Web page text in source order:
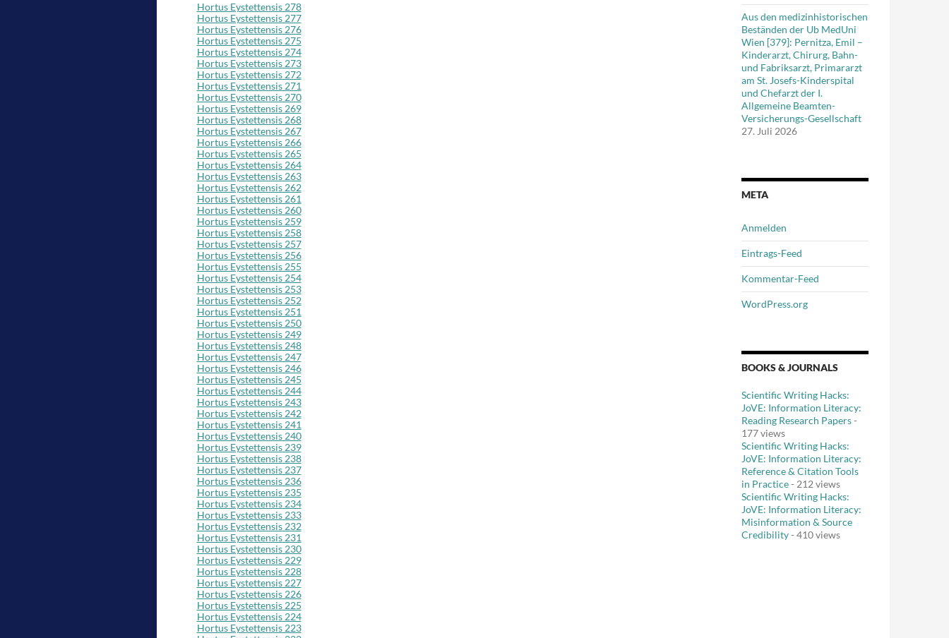
Hortus Eystettensis 278
Hortus Eystettensis 277
Hortus Eystettensis 276
Hortus Eystettensis 275
Hortus Eystettensis 274
Hortus Eystettensis 273
Hortus Eystettensis 272
Hortus Eystettensis 271
Hortus Eystettensis 270
Hortus Eystettensis 269
Hortus Eystettensis 268
Hortus Eystettensis 267
Hortus Eystettensis 266
Hortus Eystettensis 265
Hortus Eystettensis 264
Hortus Eystettensis 263
Hortus Eystettensis 262
Hortus Eystettensis 261
Hortus Eystettensis 260
Hortus Eystettensis 259
Hortus Eystettensis 258
Hortus Eystettensis 257
Hortus Eystettensis 256
Hortus Eystettensis 255
Hortus Eystettensis 254
Hortus Eystettensis 253
Hortus Eystettensis 252
Hortus Eystettensis 251
Hortus Eystettensis 250
Hortus Eystettensis 249
Hortus Eystettensis 248
Hortus Eystettensis 247
Hortus Eystettensis 246
Hortus Eystettensis 245
Hortus Eystettensis 244
Hortus Eystettensis 243
Hortus Eystettensis 242
Hortus Eystettensis 241
Hortus Eystettensis 240
Hortus Eystettensis 239
Hortus Eystettensis 238
Hortus Eystettensis 237
Hortus Eystettensis 236
Hortus Eystettensis 235
Hortus Eystettensis 234
Hortus Eystettensis 233
Hortus Eystettensis 232
Hortus Eystettensis 231
Hortus Eystettensis 230
Hortus Eystettensis 229
Hortus Eystettensis 228
Hortus Eystettensis 227
Hortus Eystettensis 226
Hortus Eystettensis 225
Hortus Eystettensis 224
Hortus Eystettensis 223
Aus den medizinhistorischen
Beständen der Ub MedUni
Wien [379]: Pernitza, Emil –
Kinderarzt, Chirurg, Bahn-
und Fabriksarzt, Primararzt
am St. Josefs-Kinderspital
und Chefarzt der I.
Allgemeine Beamten-
Versicherungs-Gesellschaft
27. Juli 2026
META
Anmelden
Eintrags-Feed
Kommentar-Feed
WordPress.org
BOOKS & JOURNALS
Scientific Writing Hacks:
JoVE: Information Literacy:
Reading Research Papers-
177 views
Scientific Writing Hacks:
JoVE: Information Literacy:
Reference & Citation Tools
in Practice- 212 views
Scientific Writing Hacks:
JoVE: Information Literacy:
Misinformation & Source
Credibility- 410 views